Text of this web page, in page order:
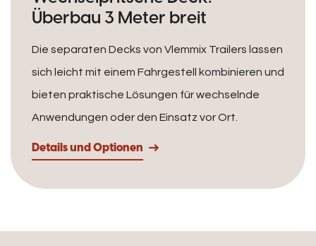
Überbau 3 Meter breit
Die separaten Decks von Vlemmix Trailers lassen
sich leicht mit einem Fahrgestell kombinieren und
bieten praktische Lösungen für wechselnde
Anwendungen oder den Einsatz vor Ort.
Details und Optionen